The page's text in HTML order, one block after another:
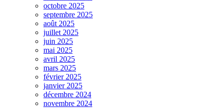
octobre 2025
septembre 2025
août 2025
juillet 2025
juin 2025
mai 2025
avril 2025
mars 2025
février 2025
janvier 2025
décembre 2024
novembre 2024